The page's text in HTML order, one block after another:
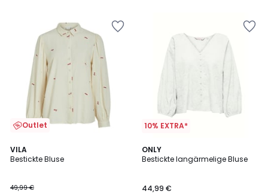
Outlet
VILA
Bestickte Bluse
49,99 €
5
/
10% EXTRA*
ONLY
Bestickte langärmelige Bluse
44,99 €
5
/
2
Farben